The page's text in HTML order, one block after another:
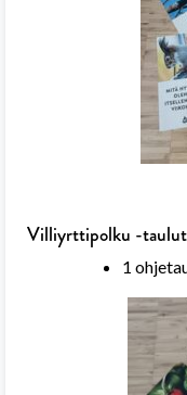
Villiyrttipolku -taulut
1